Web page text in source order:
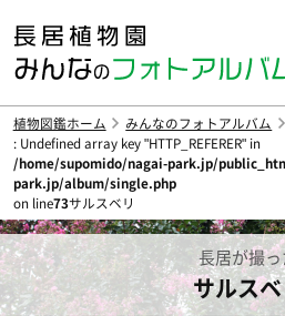
植物図鑑ホーム みんなのフォトアルバム
: Undefined array key "HTTP_REFERER" in
/home/supomido/nagai-park.jp/
park.jp/album/single.php
on line73サルスベリ
長居が撮
サルス